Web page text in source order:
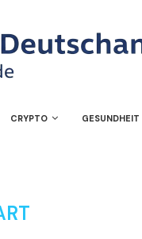
CRYPTO GESUNDHEIT